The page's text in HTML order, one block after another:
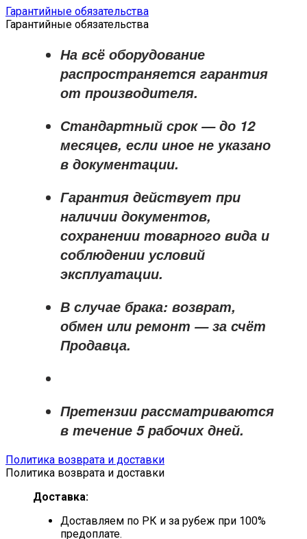
Гарантийные обязательства
Гарантийные обязательства
На всё оборудование
распространяется гарантия
от производителя.
Стандартный срок — до 12
месяцев, если иное не указано
в документации.
Гарантия действует при
наличии документов,
сохранении товарного вида и
соблюдении условий
эксплуатации.
В случае брака: возврат,
обмен или ремонт —за счёт
Продавца.
Претензии рассматриваются
в течение 5 рабочих дней.
Политика возврата и доставки
Политика возврата и доставки
Доставка:
Доставляем по РК и за рубеж при 100%
предоплате.